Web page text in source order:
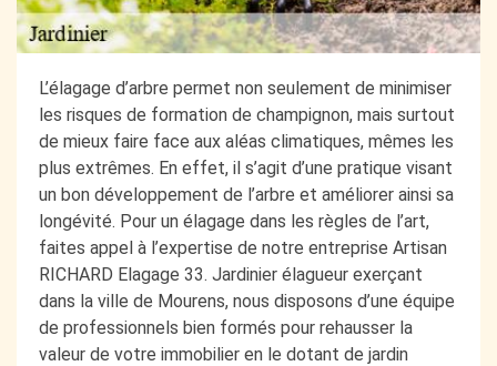
L’élagage d’arbre permet non seulement de minimiser
les risques de formation de champignon, mais surtout
de mieux faire face aux aléas climatiques, mêmes les
plus extrêmes. En effet, il s’agit d’une pratique visant
un bon développement de l’arbre et améliorer ainsi sa
longévité. Pour un élagage dans les règles de l’art,
faites appel à l’expertise de notre entreprise Artisan
RICHARD Elagage 33. Jardinier élagueur exerçant
dans la ville de Mourens, nous disposons d’une équipe
de professionnels bien formés pour rehausser la
valeur de votre immobilier en le dotant de jardin